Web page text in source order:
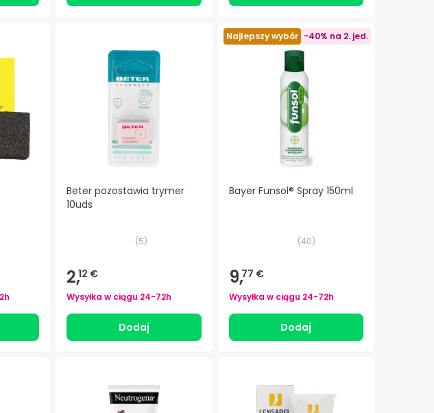
Beter pozostawia trymer
10uds
(5)
2,12 €
Wysyłka w ciągu 24-72h
Dodaj
Najlepszy wybór -40% na 2. jed.
Bayer Funsol® Spray 150ml
(40)
9,77 €
Wysyłka w ciągu 24-72h
Dodaj